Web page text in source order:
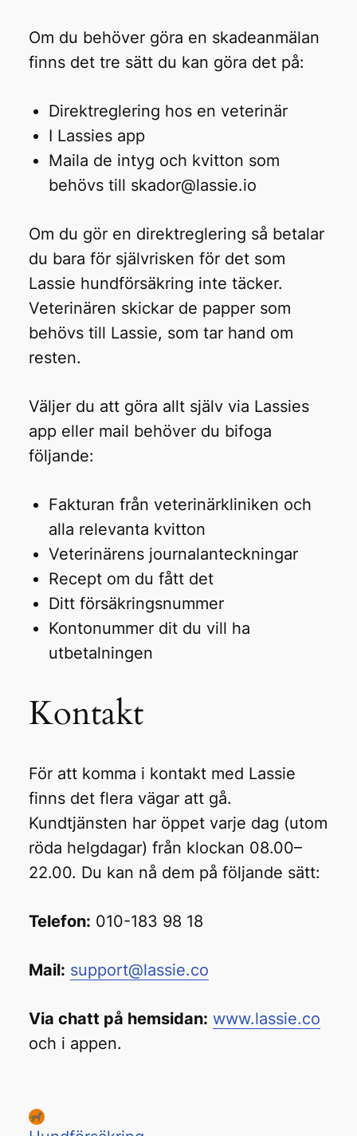
Om du behöver göra en skadeanmälan
finns det tre sätt du kan göra det på:
Direktreglering hos en veterinär
I Lassies app
Maila de intyg och kvitton som
behövs till skador@lassie.io
Om du gör en direktreglering så betalar
du bara för självrisken för det som
Lassie hundförsäkring inte täcker.
Veterinären skickar de papper som
behövs till Lassie, som tar hand om
resten.
Väljer du att göra allt själv via Lassies
app eller mail behöver du bifoga
följande:
Fakturan från veterinärkliniken och
alla relevanta kvitton
Veterinärens journalanteckningar
Recept om du fått det
Ditt försäkringsnummer
Kontonummer dit du vill ha
utbetalningen
Kontakt
För att komma i kontakt med Lassie
finns det flera vägar att gå.
Kundtjänsten har öppet varje dag (utom
röda helgdagar) från klockan 08.00–
22.00. Du kan nå dem på följande sätt:
Telefon: 010-183 98 18
Mail: support@lassie.co
Via chatt på hemsidan: www.lassie.co
och i appen.